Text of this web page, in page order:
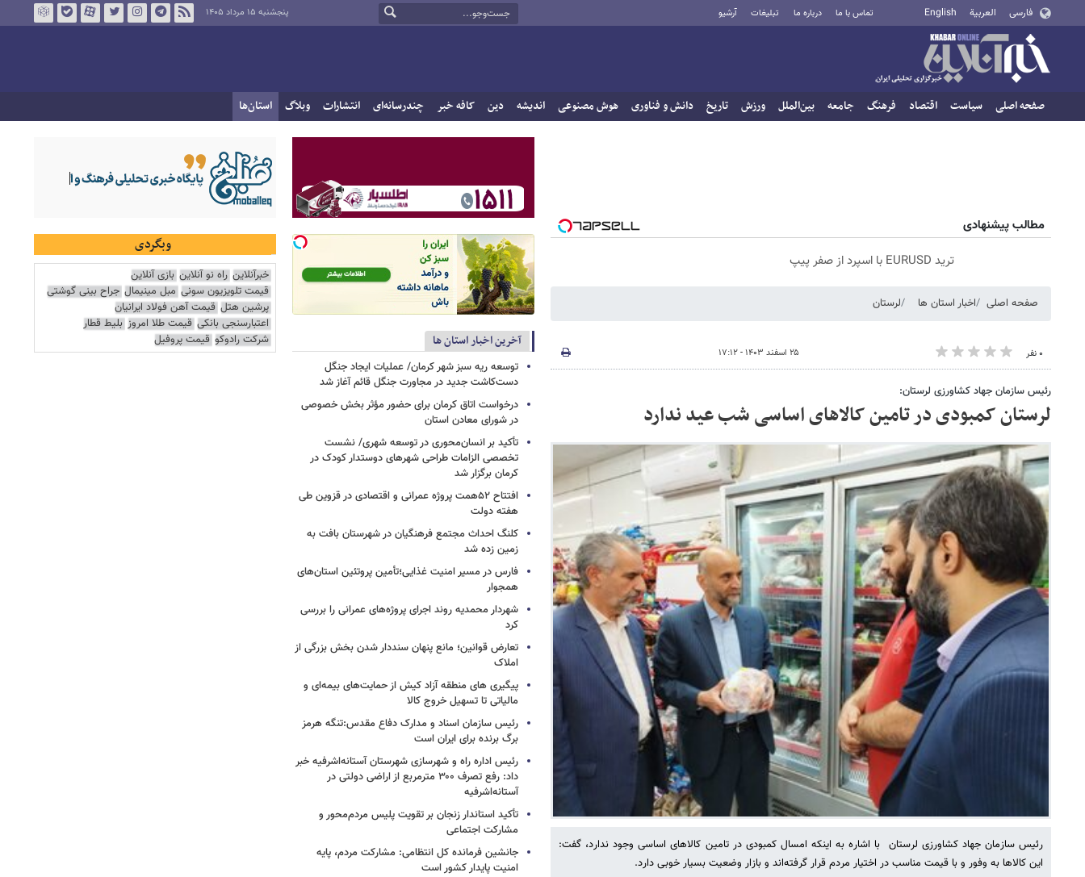
فارسی العربية English تماس با ما درباره ما تبلیغات آرشیو پنجشنبه ۱۵ مرداد ۱۴۰۵
صفحه اصلی سیاست اقتصاد فرهنگ جامعه بین‌الملل ورزش تاریخ دانش و فناوری هوش مصنوعی اندیشه دین کافه خبر چندرسانه‌ای انتشارات وبلاگ استان‌ها
مطالب پیشنهادی
ترید EURUSD با اسپرد از صفر پیپ
صفحه اصلی اخبار استان ها لرستان
۰ نفر ۲۵ اسفند ۱۴۰۳ - ۱۷:۱۲
رئیس سازمان جهاد کشاورزی لرستان:
لرستان کمبودی در تامین کالاهای اساسی شب عید ندارد
رئیس سازمان جهاد کشاورزی لرستان با اشاره به اینکه امسال کمبودی در تامین کالاهای اساسی وجود ندارد، گفت:
این کالاها به وفور و با قیمت مناسب در اختیار مردم قرار گرفته‌اند و بازار وضعیت بسیار خوبی دارد.
آخرین اخبار استان ها
توسعه ریه سبز شهر کرمان/ عملیات ایجاد جنگل
دست‌کاشت جدید در مجاورت جنگل قائم آغاز شد
درخواست اتاق کرمان برای حضور مؤثر بخش خصوصی
در شورای معادن استان
تأکید بر انسان‌محوری در توسعه شهری/ نشست
تخصصی الزامات طراحی شهرهای دوستدار کودک در
کرمان برگزار شد
افتتاح ۵۲همت پروژه عمرانی و اقتصادی در قزوین طی
هفته دولت
کلنگ احداث مجتمع فرهنگیان در شهرستان بافت به
زمین زده شد
فارس در مسیر امنیت غذایی؛تأمین‌ پروتئین استان‌های
همجوار
شهردار محمدیه روند اجرای پروژه‌های عمرانی را بررسی
کرد
تعارض قوانین؛ مانع پنهان سنددار شدن بخش بزرگی از
املاک
پیگیری های منطقه آزاد کیش از حمایت‌های بیمه‌ای و
مالیاتی تا تسهیل خروج کالا
رئیس سازمان اسناد و مدارک دفاع مقدس:تنگه هرمز
برگ برنده برای ایران است
رئیس اداره راه و شهرسازی شهرستان آستانه‌اشرفیه خبر
داد: رفع تصرف ۳۰۰ مترمربع از اراضی دولتی در
آستانه‌اشرفیه
تأکید استاندار زنجان بر تقویت پلیس مردم‌محور و
مشارکت اجتماعی
جانشین فرمانده کل انتظامی: مشارکت مردم، پایه
امنیت پایدار کشور است
وبگردی
خبرآنلاین راه نو آنلاین بازی آنلاین
قیمت تلویزیون سونی مبل مینیمال جراح بینی گوشتی
پرشین هتل قیمت آهن فولاد ایرانیان
اعتبارسنجی بانکی قیمت طلا امروز بلیط قطار
شرکت رادوکو قیمت پروفیل